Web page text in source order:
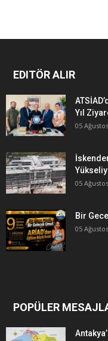
EDITÖR ALIR
Yıl
05
05
Bir
05
POPÜLER